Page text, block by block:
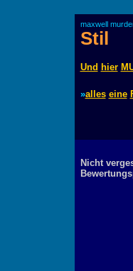
maxwell
Stil
Und hier
»alles eine
Nicht